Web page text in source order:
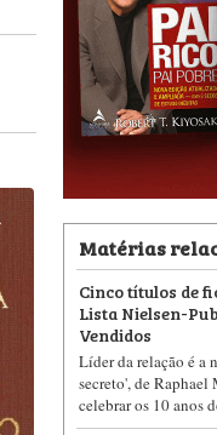
Matérias
Cinco títulos de
Lista Nielsen-
Vendidos
Líder da relação é a
secreto', de Raphael
celebrar os 10 anos